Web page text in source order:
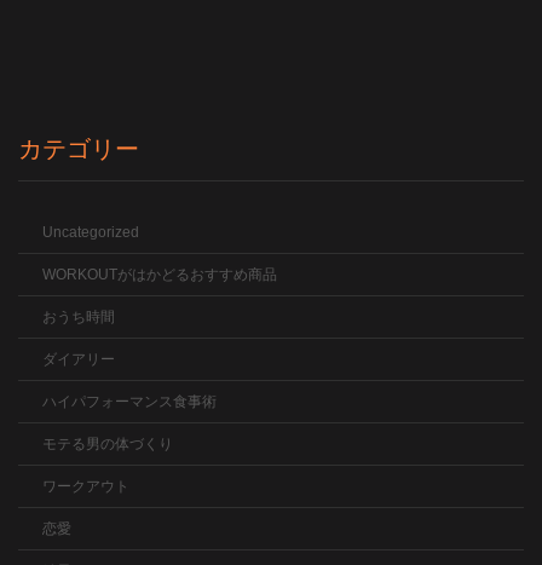
カテゴリー
Uncategorized
WORKOUTがはかどるおすすめ商品
おうち時間
ダイアリー
ハイパフォーマンス食事術
モテる男の体づくり
ワークアウト
恋愛